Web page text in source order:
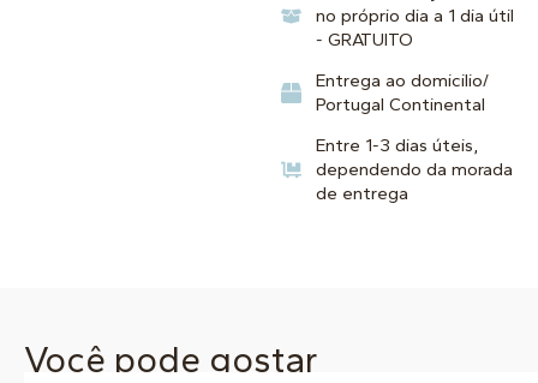
no próprio dia a 1 dia útil
- GRATUITO
Entrega ao domicilio/
Portugal Continental
Entre 1-3 dias úteis,
dependendo da morada
de entrega
Você pode gostar